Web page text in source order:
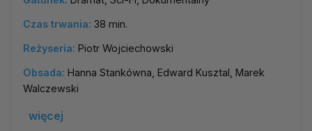
Czas trwania: 38 min.
Reżyseria: Piotr Wojciechowski
Obsada: Hanna Stankówna, Edward Kusztal, Marek
Walczewski
więcej